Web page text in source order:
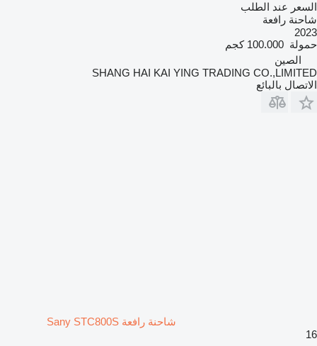
السعر عند الطلب
شاحنة رافعة
2023
حمولة 100.000 كجم
الصين
SHANG HAI KAI YING TRADING CO.,LIMITED
الاتصال بالبائع
شاحنة رافعة Sany STC800S
16